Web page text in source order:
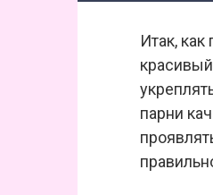
Итак, как
парни